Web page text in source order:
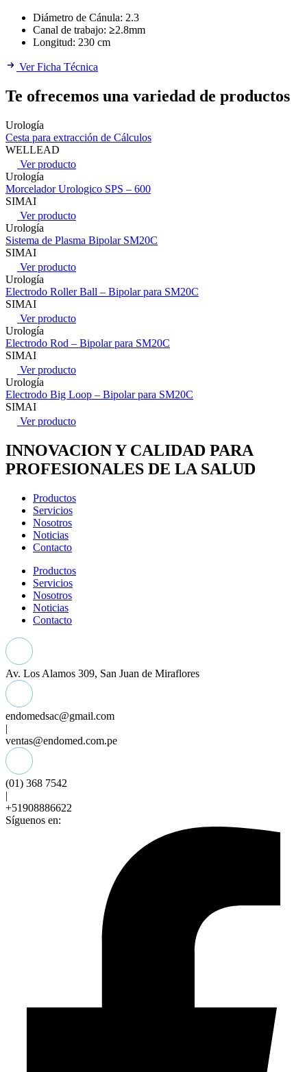
Diámetro de Cánula: 2.3
Canal de trabajo: ≥2.8mm
Longitud: 230 cm
Ver Ficha Técnica
Te ofrecemos una variedad de productos
Urología
Cesta para extracción de Cálculos
WELLEAD
Ver producto
Urología
Morcelador Urologico SPS – 600
SIMAI
Ver producto
Urología
Sistema de Plasma Bipolar SM20C
SIMAI
Ver producto
Urología
Electrodo Roller Ball – Bipolar para SM20C
SIMAI
Ver producto
Urología
Electrodo Rod – Bipolar para SM20C
SIMAI
Ver producto
Urología
Electrodo Big Loop – Bipolar para SM20C
SIMAI
Ver producto
INNOVACION Y CALIDAD PARA
PROFESIONALES DE LA SALUD
Productos
Servicios
Nosotros
Noticias
Contacto
Productos
Servicios
Nosotros
Noticias
Contacto
Av. Los Alamos 309, San Juan de Miraflores
endomedsac@gmail.com
|
ventas@endomed.com.pe
(01) 368 7542
|
+51908886622
Síguenos en: